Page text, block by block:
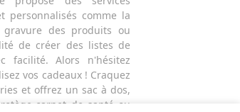
personnalisés comme la
des produits ou
de créer des listes de
facilité. Alors n'hésitez
vos cadeaux ! Craquez
et offrez un sac à dos,
carnet de santé ou